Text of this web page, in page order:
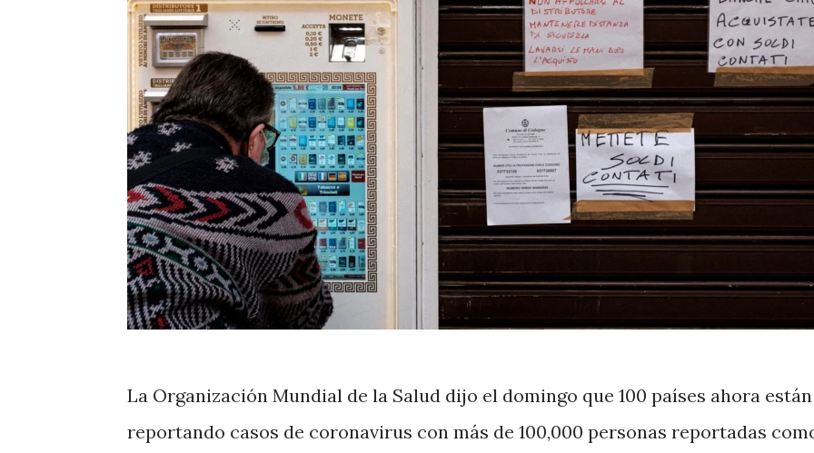
La Organización Mundial de la Salud dijo el domingo que 100 países ahora están
reportando casos de coronavirus con más de 100,000 personas reportadas